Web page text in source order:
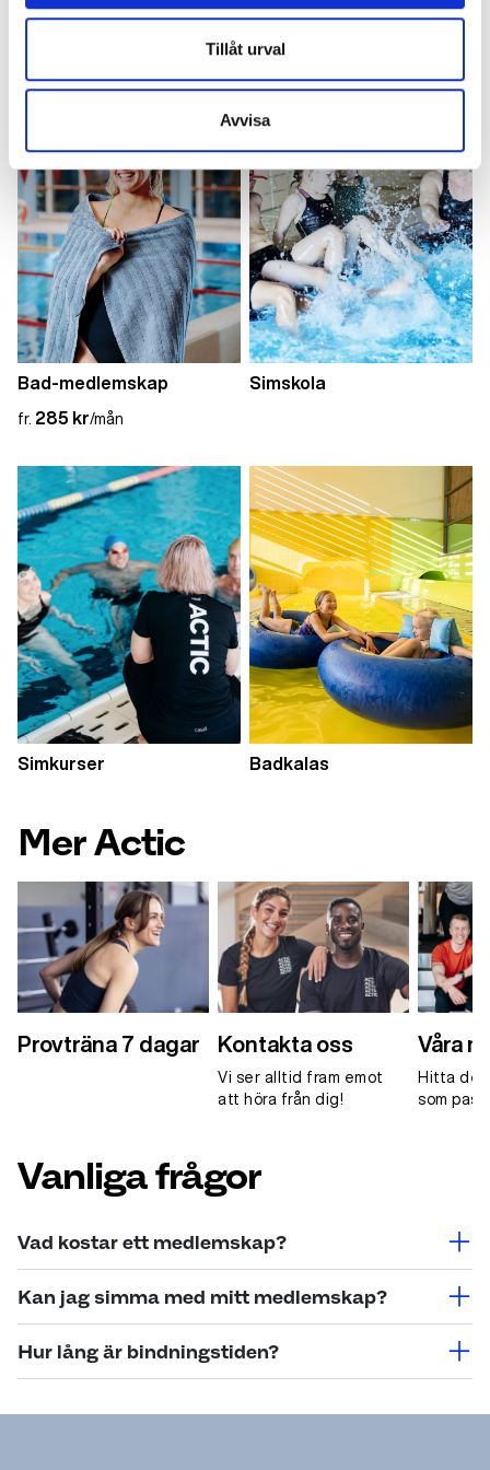
Tillåt urval
Avvisa
Bada hos Actic
Bad-medlemskap
fr. 285 kr/mån
Simskola
Simkurser Badkalas
Mer Actic
Provträna 7 dagar Kontakta oss
Vi ser alltid fram emot
att höra från dig!
Våra
Hitta det
som
Vanliga frågor
Vad kostar ett medlemskap?
medlemskapstyp och utbud varierar priset. Se våra
anläggningssida
Kan jag simma med mitt medlemskap?
bad finns på anläggningen, eller ett regionalt
medlemskap.
Hur lång är bindningstiden?
bindning samt medlemskap utan bindningstid